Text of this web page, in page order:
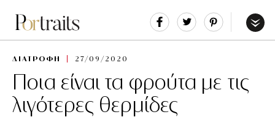
Share Tweet
ΔΙΑΤΡΟΦΗ 27/09/2020
Ποια είναι τα φρούτα με τις
λιγότερες θερμίδες